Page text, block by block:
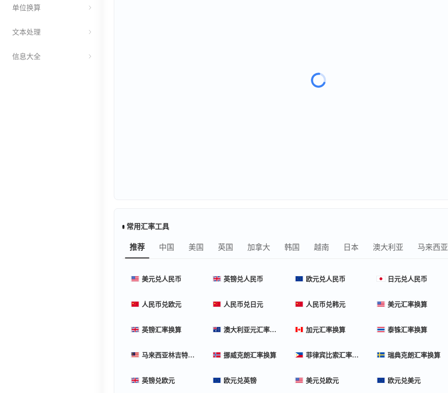
单位换算
文本处理
信息大全
常用汇率工具
推荐 中国 美国 英国 加拿大 韩国 越南 日本 澳大利亚 马来西亚
美元兑人民币 英镑兑人民币 欧元兑人民币 日元兑人民币
人民币兑欧元 人民币兑日元 人民币兑韩元 美元汇率换算
英镑汇率换算 澳大利亚元汇率换算 加元汇率换算 泰铢汇率换算
马来西亚林吉特汇率换算 挪威克朗汇率换算 菲律宾比索汇率换算 瑞典克朗汇率换算
英镑兑欧元 欧元兑英镑 美元兑欧元 欧元兑美元